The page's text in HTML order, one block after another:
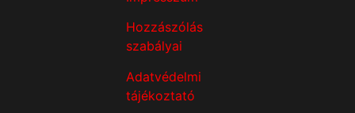
Hozzászólás
szabályai
Adatvédelmi
tájékoztató